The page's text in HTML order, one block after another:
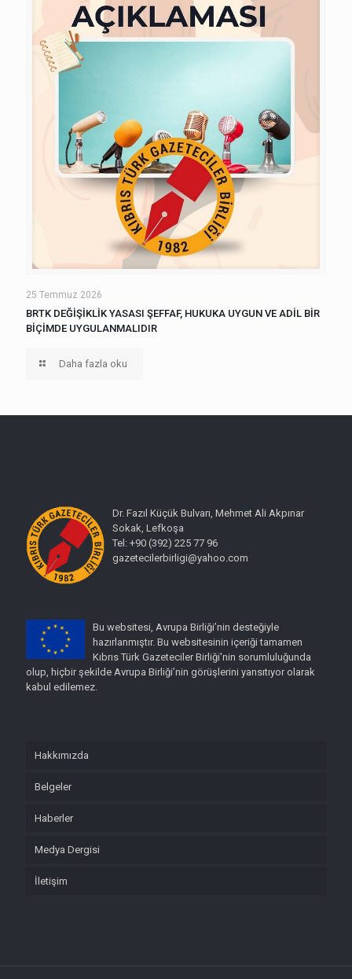
25 Temmuz 2026
BRTK DEĞİŞİKLİK YASASI ŞEFFAF, HUKUKA UYGUN VE ADİL BİR
BİÇİMDE UYGULANMALIDIR
Daha fazla oku
Dr. Fazıl Küçük Bulvarı, Mehmet Ali Akpınar
Sokak, Lefkoşa
Tel: +90 (392) 225 77 96
gazetecilerbirligi@yahoo.com
Bu websitesi, Avrupa Birliği’nin desteğiyle
hazırlanmıştır. Bu websitesinin içeriği tamamen
Kıbrıs Türk Gazeteciler Birliği'nin sorumluluğunda
olup, hiçbir şekilde Avrupa Birliği’nin görüşlerini yansıtıyor olarak
kabul edilemez.
Hakkımızda
Belgeler
Haberler
Medya Dergisi
İletişim